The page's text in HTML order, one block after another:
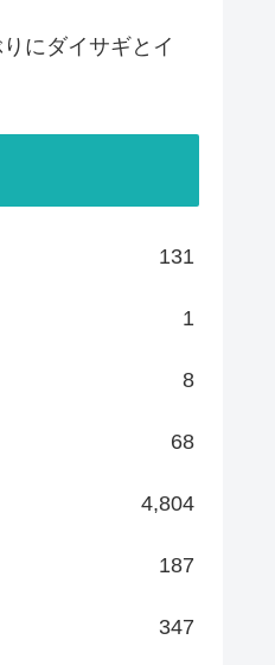
にダイサギとイ
131
1
8
68
4,804
187
347